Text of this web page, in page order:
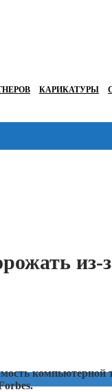
КАРИКАТУРЫ